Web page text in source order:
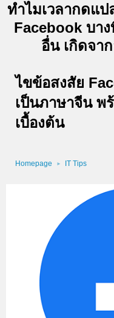
ทำไมเวลากดแ
Facebook บา
อื่น เกิดจา
ไขข้อสงสัย
เป็นภาษาจีน พ
เบื้องต้น
Homepage IT Tips